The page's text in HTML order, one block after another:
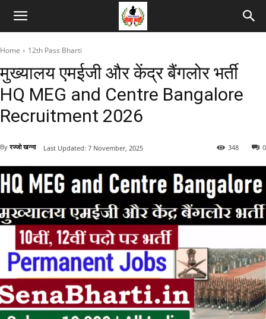
Home 12th Pass Bharti
मुख्यालय एमईजी और केंद्र बैंगलोर भर्ती
HQ MEG and Centre Bangalore
Recruitment 2026
By रज्जो खन्ना 0
348
Last Updated: 7 November, 2025